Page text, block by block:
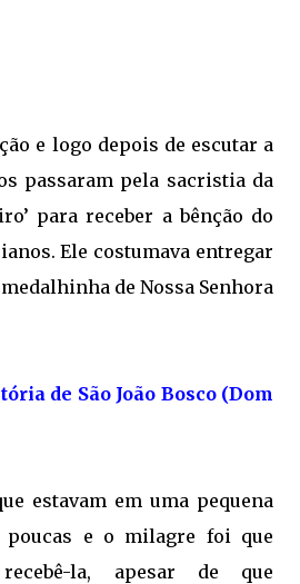
e logo depois de escutar a
passaram pela sacristia da
para receber a bênção do
Ele costumava entregar
de Nossa Senhora
de São João Bosco (Dom
estavam em uma pequena
poucas e o milagre foi que
la, apesar de que